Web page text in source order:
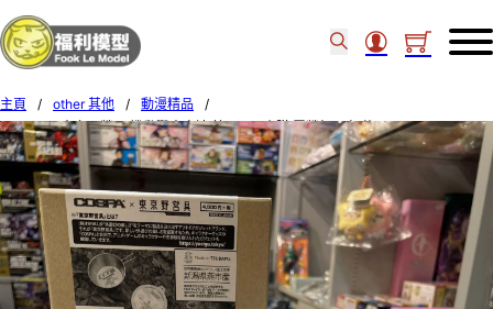
主頁 / other 其他 / 動漫精品
/
COSPA × 東京野營具 機動戰士高達 第08MS小隊 露營杯 + 杯蓋 15634